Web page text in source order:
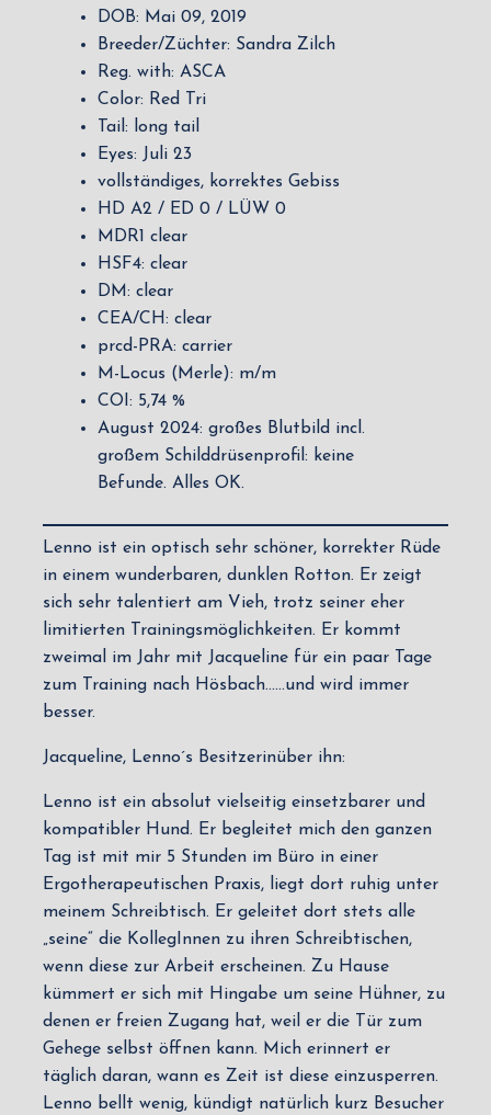
DOB: Mai 09, 2019
Breeder/Züchter: Sandra Zilch
Reg. with: ASCA
Color: Red Tri
Tail: long tail
Eyes: Juli 23
vollständiges, korrektes Gebiss
HD A2 / ED 0 / LÜW 0
MDR1 clear
HSF4: clear
DM: clear
CEA/CH: clear
prcd-PRA: carrier
M-Locus (Merle): m/m
COI: 5,74 %
August 2024: großes Blutbild incl.
großem Schilddrüsenprofil: keine
Befunde. Alles OK.
Lenno ist ein optisch sehr schöner, korrekter Rüde
in einem wunderbaren, dunklen Rotton. Er zeigt
sich sehr talentiert am Vieh, trotz seiner eher
limitierten Trainingsmöglichkeiten. Er kommt
zweimal im Jahr mit Jacqueline für ein paar Tage
zum Training nach Hösbach……und wird immer
besser.
Jacqueline, Lenno´s Besitzerinüber ihn:
Lenno ist ein absolut vielseitig einsetzbarer und
kompatibler Hund. Er begleitet mich den ganzen
Tag ist mit mir 5 Stunden im Büro in einer
Ergotherapeutischen Praxis, liegt dort ruhig unter
meinem Schreibtisch. Er geleitet dort stets alle
„seine“ die KollegInnen zu ihren Schreibtischen,
wenn diese zur Arbeit erscheinen. Zu Hause
kümmert er sich mit Hingabe um seine Hühner, zu
denen er freien Zugang hat, weil er die Tür zum
Gehege selbst öffnen kann. Mich erinnert er
täglich daran, wann es Zeit ist diese einzusperren.
Lenno bellt wenig, kündigt natürlich kurz Besucher